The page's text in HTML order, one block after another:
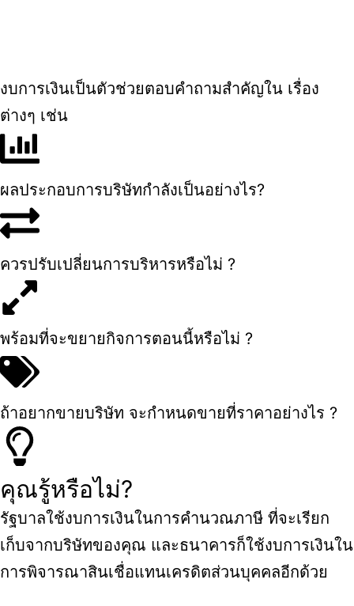
งบการเงินเป็นตัวช่วยตอบคำถามสำคัญใน เรื่อง
ต่างๆ เช่น
ผลประกอบการบริษัทกำลังเป็นอย่างไร?
ควรปรับเปลี่ยนการบริหารหรือไม่ ?
พร้อมที่จะขยายกิจการตอนนี้หรือไม่ ?
ถ้าอยากขายบริษัท จะกำหนดขายที่ราคาอย่างไร ?
คุณรู้หรือไม่?
รัฐบาลใช้งบการเงินในการคำนวณภาษี ที่จะเรียก
เก็บจากบริษัทของคุณ และธนาคารก็ใช้งบการเงินใน
การพิจารณาสินเชื่อแทนเครดิตส่วนบุคคลอีกด้วย